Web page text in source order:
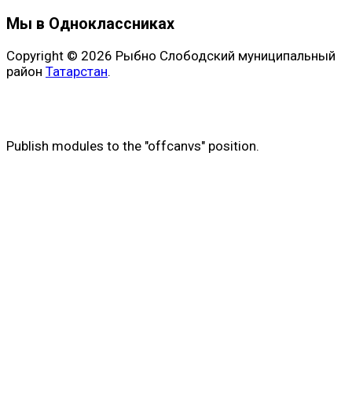
Мы в Одноклассниках
Copyright © 2026 Рыбно Слободский муниципальный
район Татарстан.
Publish modules to the "offcanvs" position.